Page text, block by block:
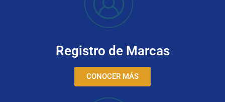
Registro de Marcas
CONOCER MÁS